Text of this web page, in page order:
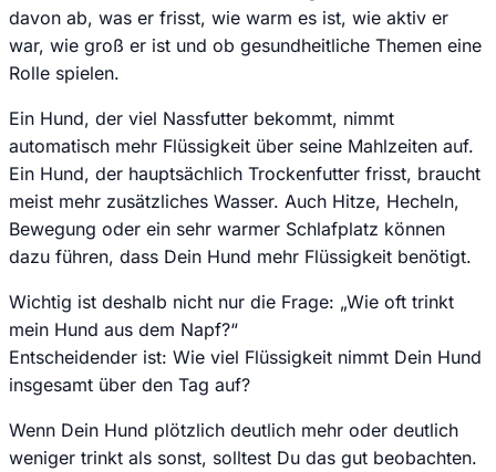
davon ab, was er frisst, wie warm es ist, wie aktiv er
war, wie groß er ist und ob gesundheitliche Themen eine
Rolle spielen.
Ein Hund, der viel Nassfutter bekommt, nimmt
automatisch mehr Flüssigkeit über seine Mahlzeiten auf.
Ein Hund, der hauptsächlich Trockenfutter frisst, braucht
meist mehr zusätzliches Wasser. Auch Hitze, Hecheln,
Bewegung oder ein sehr warmer Schlafplatz können
dazu führen, dass Dein Hund mehr Flüssigkeit benötigt.
Wichtig ist deshalb nicht nur die Frage: „Wie oft trinkt
mein Hund aus dem Napf?“
Entscheidender ist: Wie viel Flüssigkeit nimmt Dein Hund
insgesamt über den Tag auf?
Wenn Dein Hund plötzlich deutlich mehr oder deutlich
weniger trinkt als sonst, solltest Du das gut beobachten.